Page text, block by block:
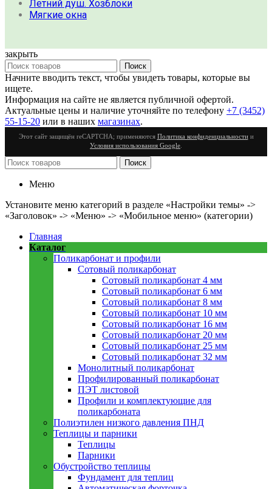
Летний душ. Хозблоки
Мягкие окна
закрыть
Поиск
Начните вводить текст, чтобы увидеть товары, которые вы
ищете.
Информация на сайте не является публичной офертой.
Актуальные цены и наличие уточняйте по телефону +7 (3452)
55-15-20 или в наших магазинах.
Этот сайт защищён reCAPTCHA; применяются Политика конфиденциальностии
Условия использования Google
Поиск
Меню
Установите меню категорий в разделе «Настройки темы» ->
«Заголовок» -> «Меню» -> «Мобильное меню» (категории)
Главная
Каталог
Поликарбонат и профили
Сотовый поликарбонат
Сотовый поликарбонат 4 мм
Сотовый поликарбонат 6 мм
Сотовый поликарбонат 8 мм
Сотовый поликарбонат 10 мм
Сотовый поликарбонат 16 мм
Сотовый поликарбонат 20 мм
Сотовый поликарбонат 25 мм
Сотовый поликарбонат 32 мм
Монолитный поликарбонат
Профилированный поликарбонат
ПЭТ листовой
Профили и комплектующие для
поликарбоната
Полиэтилен низкого давления ПНД
Теплицы и парники
Теплицы
Парники
Обустройство теплицы
Фундамент для теплиц